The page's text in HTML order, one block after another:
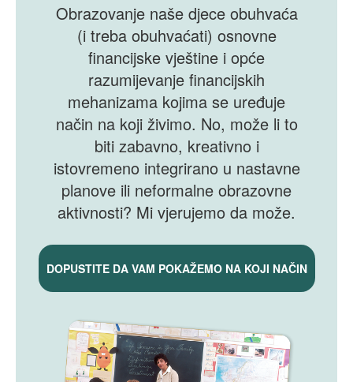
Obrazovanje naše djece obuhvaća
(i treba obuhvaćati) osnovne
financijske vještine i opće
razumijevanje financijskih
mehanizama kojima se uređuje
način na koji živimo. No, može li to
biti zabavno, kreativno i
istovremeno integrirano u nastavne
planove ili neformalne obrazovne
aktivnosti? Mi vjerujemo da može.
DOPUSTITE DA VAM POKAŽEMO NA KOJI NAČIN